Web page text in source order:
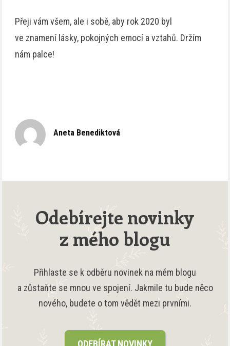
Přeji vám všem, ale i sobě, aby rok 2020 byl
ve znamení lásky, pokojných emocí a vztahů. Držím
nám palce!
Aneta Benediktová
Odebírejte novinky
z mého blogu
Přihlaste se k odběru novinek na mém blogu
a zůstaňte se mnou ve spojení. Jakmile tu bude něco
nového, budete o tom vědět mezi prvními.
ODEBÍRAT NOVINKY